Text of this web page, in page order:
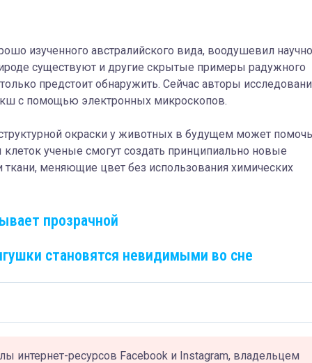
изученного австралийского вида, воодушевил
существуют и другие скрытые примеры радужного
предстоит обнаружить. Сейчас авторы
с помощью электронных микроскопов.
окраски у животных в будущем может помочь
ученые смогут создать принципиально новые
ткани, меняющие цвет без использования химических
прозрачной
становятся невидимыми во сне
интернет-ресурсов Facebook и Instagram, владельцем